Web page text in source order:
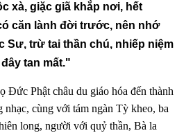
xà, giặc giã khắp nơi, hết
căn lành đời trước, nên nhớ
Sư, trừ tai thần chú, nhiếp niệm
tan mất."
Đức Phật châu du giáo hóa đến thành
cùng với tám ngàn Tỳ kheo, ba
long, người với quỷ thần, Bà la